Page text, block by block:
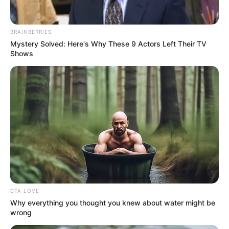
ΔΙΕΘΝΗ
ΑΠΟΚΑΛΥΨΗ ΠΑΝΩ ΣΤΟ ΤΕΛ ΑΒΙΒ:
Πυραυλική επίθεση μετατρέπει τη Ρισόν
Λε Ζιόν σε Τείχος Φωτιάς — Ημέρα 17
του Πολέμου | ΒΙΝΤΕΟ ΠΟΥ ΔΕΝ ΘΑ
ΔΕΙΤΕ ΣΤΗΝ ΤΗΛΕΟΡΑΣΗ
ΑΠΟΚΑΛΥΨΗ ΠΑΝΩ ΣΤΟ ΤΕΛ ΑΒΙΒ: Πυραυλική επίθεση
μετατρέπει τη Ρισόν Λε Ζιόν σε Τείχος Φωτιάς — Ημέρα 17
του Πολέμου | ΒΙΝΤΕΟ ΠΟΥ ΔΕΝ ΘΑ...
BRAINBERRIES
Mystery Solved: Here's Why These 9 Actors Left Their TV
Shows
CTA LOVE
Why everything you thought you knew about water might be
wrong